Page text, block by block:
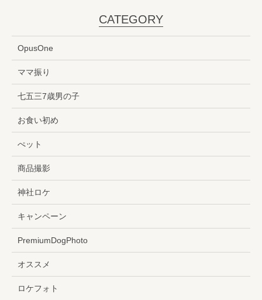
CATEGORY
OpusOne
ママ振り
七五三7歳男の子
お食い初め
ぺット
商品撮影
神社ロケ
キャンペーン
PremiumDogPhoto
オススメ
ロケフォト